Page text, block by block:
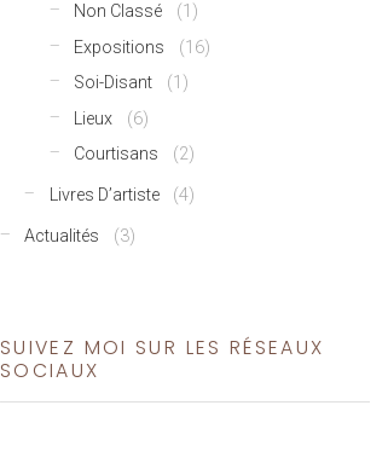
Non Classé
(1)
Expositions
(16)
Soi-Disant
(1)
Lieux
(6)
Courtisans
(2)
Livres D’artiste
(4)
Actualités
(3)
SUIVEZ MOI SUR LES RÉSEAUX
SOCIAUX